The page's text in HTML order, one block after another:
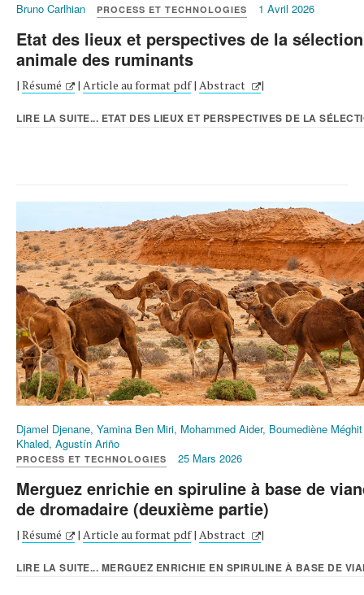
Bruno Carlhian PROCESS ET TECHNOLOGIES 1 Avril 2026
Etat des lieux et perspectives de la sélection
animale des ruminants
| Résumé | Article au format pdf| Abstract |
LIRE LA SUITE... ETAT DES LIEUX ET PERSPECTIVES DE LA
Djamel Djenane, Yamina Ben Miri, Mohammed Aider, Boumediène Méghit
Khaled, Agustín Ariño
PROCESS ET TECHNOLOGIES 25 Mars 2026
Merguez enrichie en spiruline à base de
de dromadaire (deuxième partie)
| Résumé | Article au format pdf| Abstract |
LIRE LA SUITE... MERGUEZ ENRICHIE EN SPIRULINE À BASE DE